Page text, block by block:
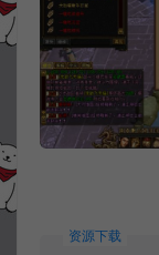
资源下载